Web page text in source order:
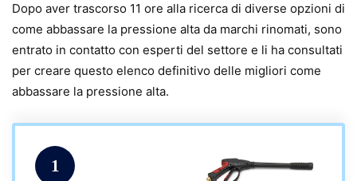
Dopo aver trascorso 11 ore alla ricerca di diverse opzioni di
come abbassare la pressione alta da marchi rinomati, sono
entrato in contatto con esperti del settore e li ha consultati
per creare questo elenco definitivo delle migliori come
abbassare la pressione alta.
1